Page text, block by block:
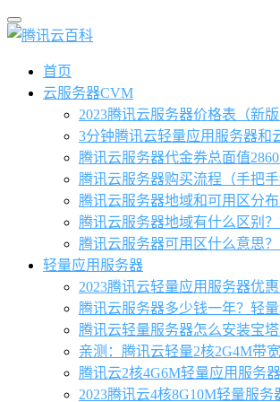
首页
云服务器CVM
2023腾讯云服务器价格表（新版
3分钟腾讯云轻量应用服务器和
腾讯云服务器代金券总面值
腾讯云服务器购买流程（手把手
腾讯云服务器地域和可用区分
腾讯云服务器地域有什么区别？
腾讯云服务器可用区什么意思？
轻量应用服务器
2023腾讯云轻量应用服务器优
腾讯云服务器多少钱一年？轻
腾讯云轻量服务器怎么安装宝
亲测：腾讯云轻量2核2G4M带
腾讯云2核4G6M轻量应用服务
2023腾讯云4核8G10M轻量服